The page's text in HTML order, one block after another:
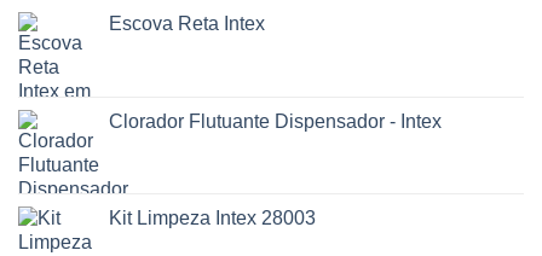
Escova Reta Intex
Clorador Flutuante Dispensador - Intex
Kit Limpeza Intex 28003